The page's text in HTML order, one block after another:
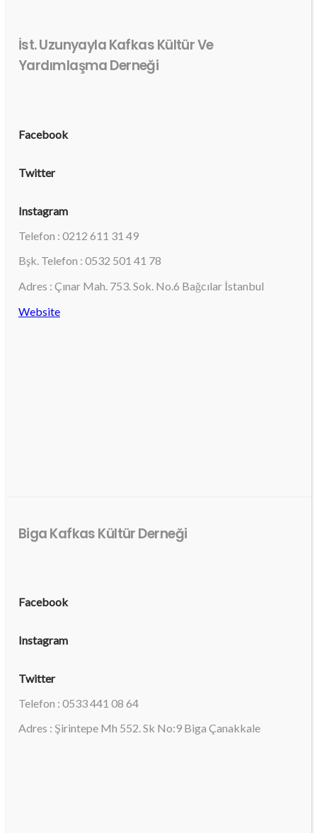
İst. Uzunyayla Kafkas Kültür Ve
Yardımlaşma Derneği
Facebook
Twitter
Instagram
Telefon : 0212 611 31 49
Bşk. Telefon : 0532 501 41 78
Adres : Çınar Mah. 753. Sok. No.6 Bağcılar İstanbul
Website
Biga Kafkas Kültür Derneği
Facebook
Instagram
Twitter
Telefon : 0533 441 08 64
Adres : Şirintepe Mh 552. Sk No:9 Biga Çanakkale